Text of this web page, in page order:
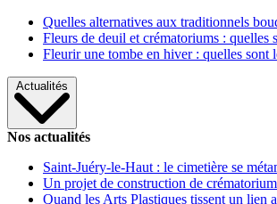
Quelles alternatives aux traditionnels
Fleurs de deuil et crématoriums : quelles
Fleurir une tombe en hiver : quelles sont
Actualités
Nos actualités
Saint-Juéry-le-Haut : le cimetière se
Un projet de construction de
Quand les Arts Plastiques tissent un lien